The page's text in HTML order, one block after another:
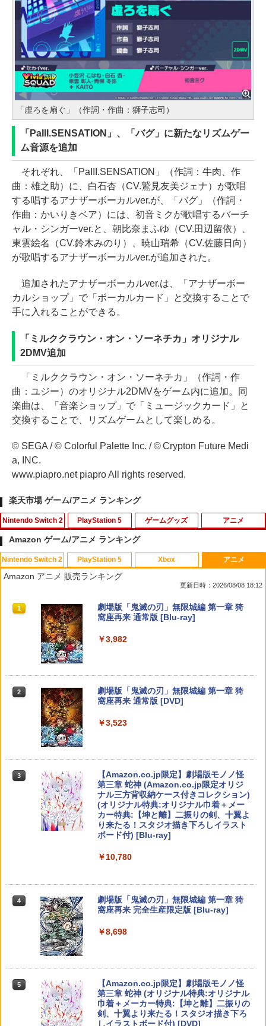
「虚ろを扇ぐ」（作詞・作曲：獅子志司）
「PaIII.SENSATION」、「バグ」に新たなリズムゲー
ム音源を追加
それぞれ、「PaIII.SENSATION」（作詞：牛肉、作
曲：雄之助）に、白石杏（CV.鷲見友美ジェナ）が歌唱
する唱するアナザーボーカルver.が、「バグ」（作詞・
作曲：かいりきベア）には、初音ミクが歌唱するバーチ
ャル・シンガーver.と、朝比奈まふゆ（CV.田辺留依）、
東雲絵名（CV.鈴木みのり）、暁山瑞希（CV.佐藤日向）
が歌唱するアナザーボーカルver.が追加された。
追加されたアナザーボーカルver.は、「アナザーボー
カルショップ」で「ボーカルカード」と交換することで
手に入れることができる。
「ミルククラウン・オン・ソーネチカ」オリジナル
2DMV追加
「ミルククラウン・オン・ソーネチカ」（作詞・作
曲：ユジー）のオリジナル2DMVをゲーム内に追加。同
楽曲は、「音楽ショップ」で「ミュージックカード」と
交換することで、リズムゲームとして楽しめる。
© SEGA / © Colorful Palette Inc. / © Crypton Future Medi
a, INC.
www.piapro.net piapro All rights reserved.
楽天市場 ゲーム/アニメ ランキング
Nintendo Switch 2
1
(発売日前日出荷)(Switch 2)Minecraft D
ungeons II(新品)(2026年9月30日発売)
￥5,080
ワイヤードホリパッド TURBO for Ninte
ndo Switch Pixel - 緑 -
￥5,480
5
任天堂 【Switch2】Joy-Con 2 (L) ライ
トブルー [BEE-A-JLKBA NSW2 ジョイ
PlayStation 5
1
【ホリ公式】【SONYライセンス商品】
DualSense™ワイヤレスコントローラー
専用充電USBケーブル for PlayStation5
￥1,580
クーリングファン 冷却装置 USBクーラ
速冷却 静音 装着簡単 排熱 熱対策 USB
ポート 省スペース 耐久性 プレイステー
方に対応
【中古】PS5DAEMON X MACHINA
TITANIC SCION
￥2,735
蝶〜 REMAKE [PS5版]
￥3,320
【中古】[PS5] オクトパストラベラーII
ア・エニックス (20230224)
￥4,180
ゲームグッズ
1
【中古】スーパーダンガンロンパ2 さよ
なら絶望学園 (通常版) - PSP
￥543
指サック 6個入り【創業70年の老舗工場
と共同開発】驚きの反応力 日本製 音ゲ
ー 指サック ゲーム用 First Hit スマホゲ
【楽天ランキング1位入賞】自動タップ
クリップ式 スマホ自動操作 日本語説明
アニメ
1
【中古】【未使用品】アバター：ファイ
ヤー・アンド・アッシュ [通常版本編ブ
ルーレイディスクのみ]
￥2,980
y Service Blu-ray + DVD スタジオジブ
英語 USA正規品 ブルーレイ DVD 2枚組
box combo pack コンボパック キキ
￥3,410
3
崖の上のポニョ 即納 ブルーレイ ponyo
北米版 Two-Disc Blu-ray DVD Combo
2枚組 【USA正規品】スタジオジブ
リ ブルーレイ・DVD 2枚組ボックス
ジブリ ポニョ 宮崎駿 監督 作品 日本語
英語 他言語 送料無料
￥3,520
4
【特典】君たちはどう生きるか【Blu-ra
y】(オリジナル トトロの手ぬぐい) [ 宮
崎駿 ]
5
『映画 ラブライブ！蓮ノ空女学院スクー
ルアイドルクラブ Bloom Garden Part
y』(特装限定版)【Blu-ray】 [ 矢立肇 ]
￥8,580
Amazon ゲーム/アニメ ランキング
Nintendo Switch 2
1
スプラトゥーン レイダース|オンライン
コード版
￥5,832
2 スプラトゥーン レイダース -Switch2
3 Nintendo Switch 2(日本語・国内専用)
￥55,491
ニンテンドープリペイド番号 9000円|オ
ンラインコード版
￥9,000
ニンテンドープリペイド番号 5000円|オ
ンラインコード版
PlayStation 5
1
PlayStation 5 デジタル・エディション
日本語専用 Console Language: Japan
2
Beast of Reincarnation -PS5 【特典】
プロダクトコード 封入
￥7,286
3
【純正品】ディスクドライブ(CFI-ZDD1
J) PlayStation 5
￥11,980
トローラー ミッドナイト ブラック(CFI-
【純正品】DualSense ワイヤレスコン
￥10,737
Xbox
1
【純正品】Xbox ワイヤレス コントロー
ラー + USB-C® ケーブル
￥8,300
ラー (ロボット ホワイト)
3
【純正品】Xbox ワイヤレス コントロー
￥8,020
【純正品】Xbox 充電式バッテリー + US
B-C ケーブル
￥2,618
【国内正規品】Thrustmaster スラスト
S5、PS5 Pro、Xbox One、Xbox Serie
￥14,141
アニメ
Amazon アニメ 販売ランキング
更新日時：2026/08/08 18:12
1
劇場版「鬼滅の刃」無限城編 第一章 猗
窩座再来 通常版 [Blu-ray]
￥3,982
2
劇場版「鬼滅の刃」無限城編 第一章 猗
窩座再来 通常版 [DVD]
￥3,523
3
【Amazon.co.jp限定】劇場版モノノ怪
第三章 蛇神 (Amazon.co.jp限定オリジ
ナル三方背収納ケース付きコレクション)
(オリジナル特典:オリジナル巾着＋メー
カー特典:【坤と離】二振りの剣、十翼よ
り来たる！スタジオ描き下ろしイラスト
ボード付) [Blu-ray]
￥10,780
4
劇場版「鬼滅の刃」無限城編 第一章 猗
窩座再来 完全生産限定版 [Blu-ray]
￥8,698
5
【Amazon.co.jp限定】劇場版モノノ怪
第三章 蛇神 (オリジナル特典:オリジナル
巾着＋メーカー特典:【坤と離】二振りの
剣、十翼より来たる！スタジオ描き下ろ
しイラストボード付) [DVD]